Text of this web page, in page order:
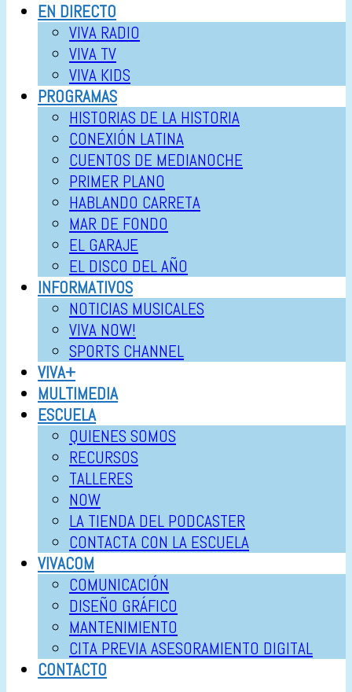
EN DIRECTO
VIVA RADIO
VIVA TV
VIVA KIDS
PROGRAMAS
HISTORIAS DE LA HISTORIA
CONEXIÓN LATINA
CUENTOS DE MEDIANOCHE
PRIMER PLANO
HABLANDO CARRETA
MAR DE FONDO
EL GARAJE
EL DISCO DEL AÑO
INFORMATIVOS
NOTICIAS MUSICALES
VIVA NOW!
SPORTS CHANNEL
VIVA+
MULTIMEDIA
ESCUELA
QUIENES SOMOS
RECURSOS
TALLERES
NOW
LA TIENDA DEL PODCASTER
CONTACTA CON LA ESCUELA
VIVACOM
COMUNICACIÓN
DISEÑO GRÁFICO
MANTENIMIENTO
CITA PREVIA ASESORAMIENTO DIGITAL
CONTACTO